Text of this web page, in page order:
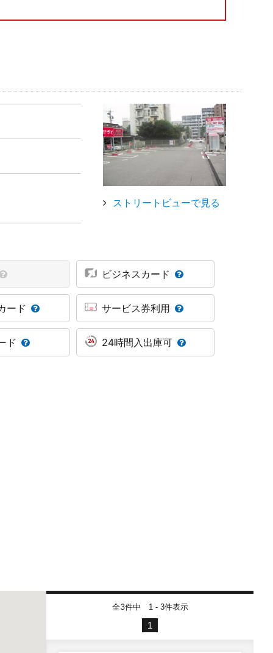
ストリートビューで見る
ビジネスカード
ード サービス券利用
ド 24時間入出庫可
全3件中 1 - 3件表示
1